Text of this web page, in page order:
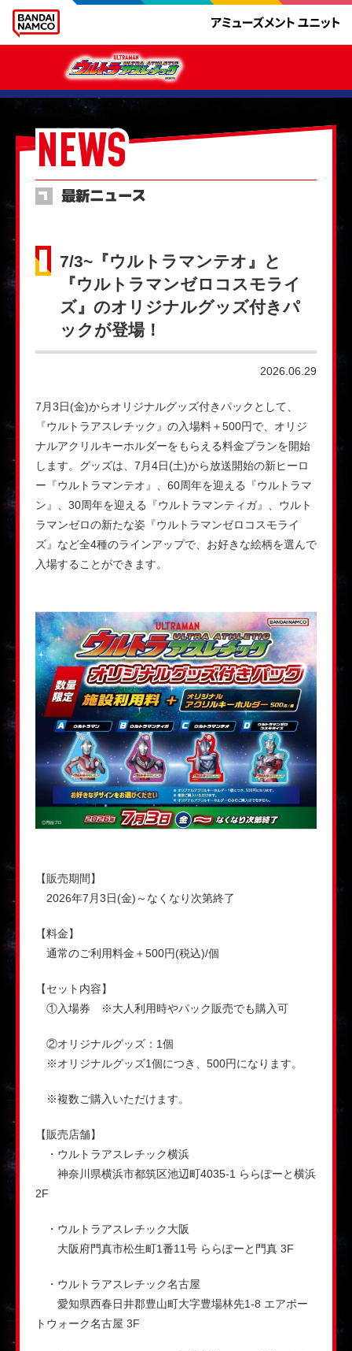
NEWS
最新ニュース
7/3~『ウルトラマンテオ』と
『ウルトラマンゼロコスモライ
ズ』のオリジナルグッズ付きパ
ックが登場！
2026.06.29
7月3日(金)からオリジナルグッズ付きパックとして、
『ウルトラアスレチック』の入場料＋500円で、オリジ
ナルアクリルキーホルダーをもらえる料金プランを開始
します。グッズは、7月4日(土)から放送開始の新ヒーロ
ー『ウルトラマンテオ』、60周年を迎える『ウルトラマ
ン』、30周年を迎える『ウルトラマンティガ』、ウルト
ラマンゼロの新たな姿『ウルトラマンゼロコスモライ
ズ』など全4種のラインアップで、お好きな絵柄を選んで
入場することができます。
【販売期間】
2026年7月3日(金)～なくなり次第終了
【料金】
通常のご利用料金＋500円(税込)/個
【セット内容】
①入場券 ※大人利用時やパック販売でも購入可
②オリジナルグッズ：1個
※オリジナルグッズ1個につき、500円になります。
※複数ご購入いただけます。
【販売店舗】
・ウルトラアスレチック横浜
神奈川県横浜市都筑区池辺町4035-1 ららぽーと横浜
2F
・ウルトラアスレチック大阪
大阪府門真市松生町1番11号 ららぽーと門真 3F
・ウルトラアスレチック名古屋
愛知県西春日井郡豊山町大字豊場林先1-8 エアポー
トウォーク名古屋 3F